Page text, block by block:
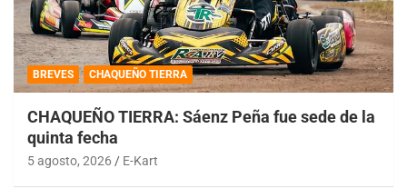
BREVES CHAQUEÑO TIERRA
CHAQUEÑO TIERRA: Sáenz Peña fue sede de la
quinta fecha
5 agosto, 2026 E-Kart